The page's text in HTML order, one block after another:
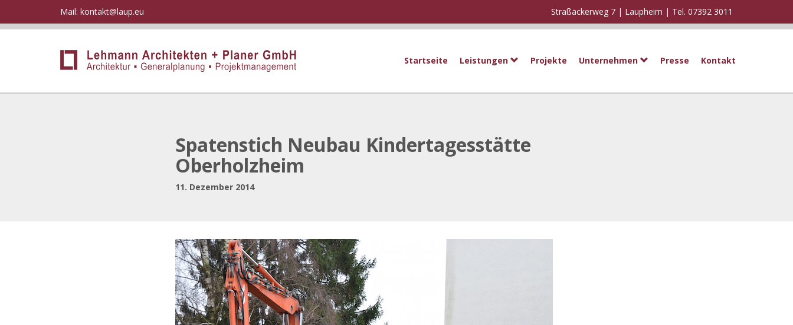
Mail: kontakt@laup.eu Straßäckerweg 7 | Laupheim | Tel. 07392 3011
Startseite Leistungen Projekte Unternehmen Presse Kontakt
Spatenstich Neubau Kindertagesstätte
Oberholzheim
11. Dezember 2014